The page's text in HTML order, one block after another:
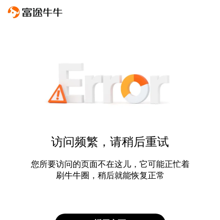
访问频繁，请稍后重试
您所要访问的页面不在这儿，它可能正忙着
刷牛牛圈，稍后就能恢复正常